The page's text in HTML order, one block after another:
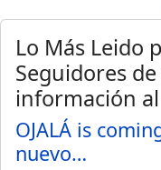
Lo Más Leido
Seguidores
información
OJALÁ is
nuevo…